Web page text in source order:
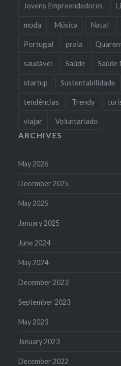
Jovens Empreendedores
moda Música Natal
Portugal praia
saudável Saúde Saúde
startup Sustentabilidade
tendências Trendy
viajar Voluntariado
ARCHIVES
May 2026
December 2025
May 2025
January 2025
June 2024
May 2024
December 2023
September 2023
May 2023
January 2023
December 2022